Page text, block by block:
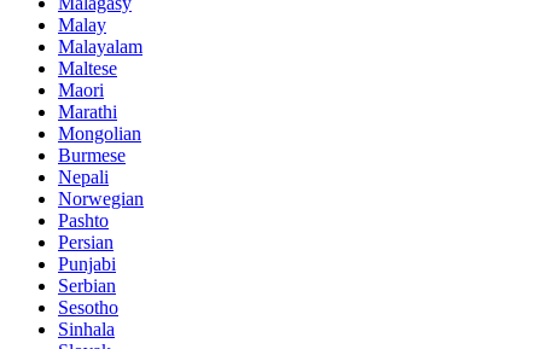
Malay
Malayalam
Maltese
Maori
Marathi
Mongolian
Burmese
Nepali
Norwegian
Pashto
Persian
Punjabi
Serbian
Sesotho
Sinhala